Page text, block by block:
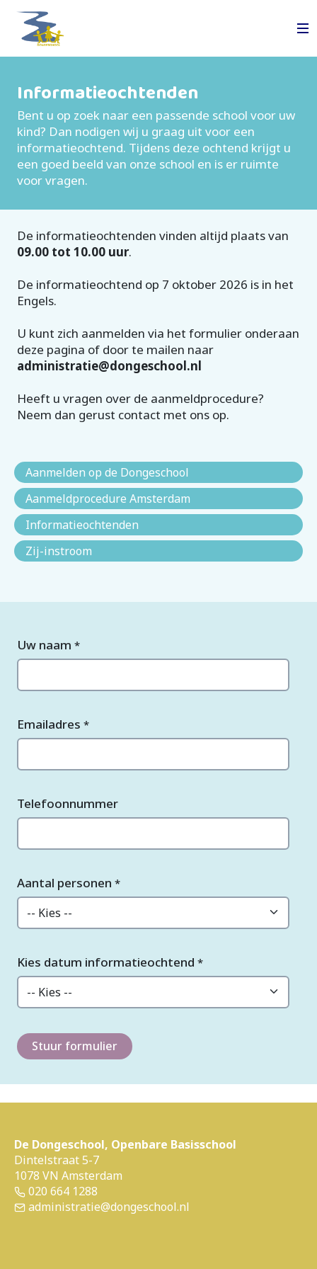
Informatieochtenden
Bent u op zoek naar een passende school voor uw
kind? Dan nodigen wij u graag uit voor een
informatieochtend. Tijdens deze ochtend krijgt u
een goed beeld van onze school en is er ruimte
voor vragen.
De informatieochtenden vinden altijd plaats van
09.00 tot 10.00 uur.
De informatieochtend op 7 oktober 2026 is in het
Engels.
U kunt zich aanmelden via het formulier onderaan
deze pagina of door te mailen naar
administratie@dongeschool.nl
Heeft u vragen over de aanmeldprocedure?
Neem dan gerust contact met ons op.
Aanmelden op de Dongeschool
Aanmeldprocedure Amsterdam
Informatieochtenden
Zij-instroom
Uw naam *
Emailadres *
Telefoonnummer
Aantal personen *
Kies datum informatieochtend *
Stuur formulier
De Dongeschool, Openbare Basisschool
Dintelstraat 5-7
1078 VN Amsterdam
020 664 1288
administratie@dongeschool.nl